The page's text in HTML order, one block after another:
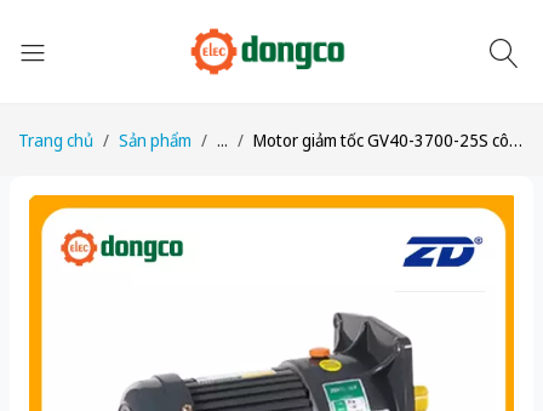
Trang chủ Sản phẩm ... Motor giảm tốc GV40-3700-25S công suất 5HP (3,7kW) 1/25 kiểu lắp Mặt bích